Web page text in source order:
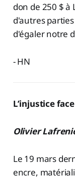
don de 250 $ à
d'autres
d'égaler notre
- HN
L’injustice
Olivier
Le 19 mars
encre,